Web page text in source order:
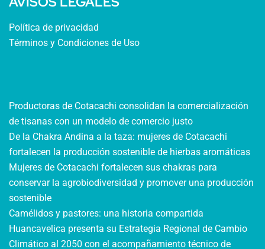
Política de privacidad
Términos y Condiciones de Uso
Productoras de Cotacachi consolidan la comercialización
de tisanas con un modelo de comercio justo
De la Chakra Andina a la taza: mujeres de Cotacachi
fortalecen la producción sostenible de hierbas aromáticas
Mujeres de Cotacachi fortalecen sus chakras para
conservar la agrobiodiversidad y promover una producción
sostenible
Camélidos y pastores: una historia compartida
Huancavelica presenta su Estrategia Regional de Cambio
Climático al 2050 con el acompañamiento técnico de